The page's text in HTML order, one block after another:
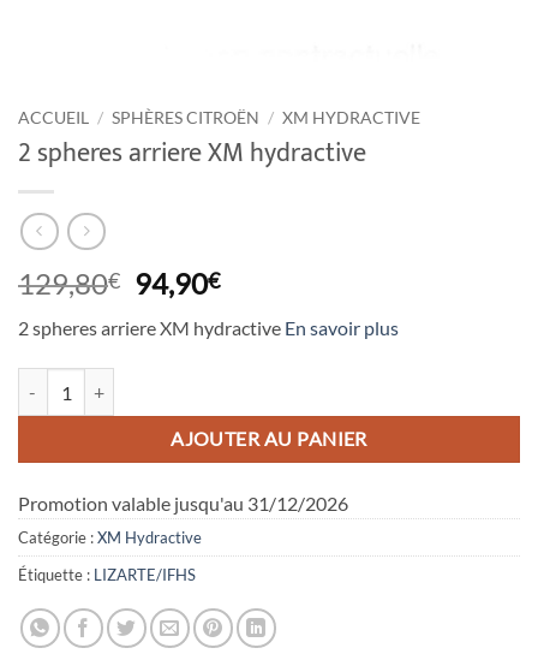
ACCUEIL / SPHÈRES CITROËN / XM HYDRACTIVE
2 spheres arriere XM hydractive
129,80€ Le
prix
initial
94,90€Le
actuel
2 spheres arriere XM hydractive En savoir plus
AJOUTER AU PANIER
Promotion valable jusqu'au 31/12/2026
Catégorie :XM Hydractive
Étiquette : LIZARTE/IFHS